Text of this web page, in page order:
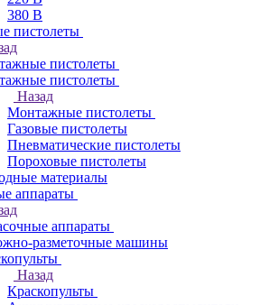
380 В
пистолеты
пистолеты
пистолеты
Назад
Монтажные пистолеты
Газовые пистолеты
Пневматические пистолеты
Пороховые пистолеты
материалы
аппараты
аппараты
разметочные машины
Назад
Краскопульты